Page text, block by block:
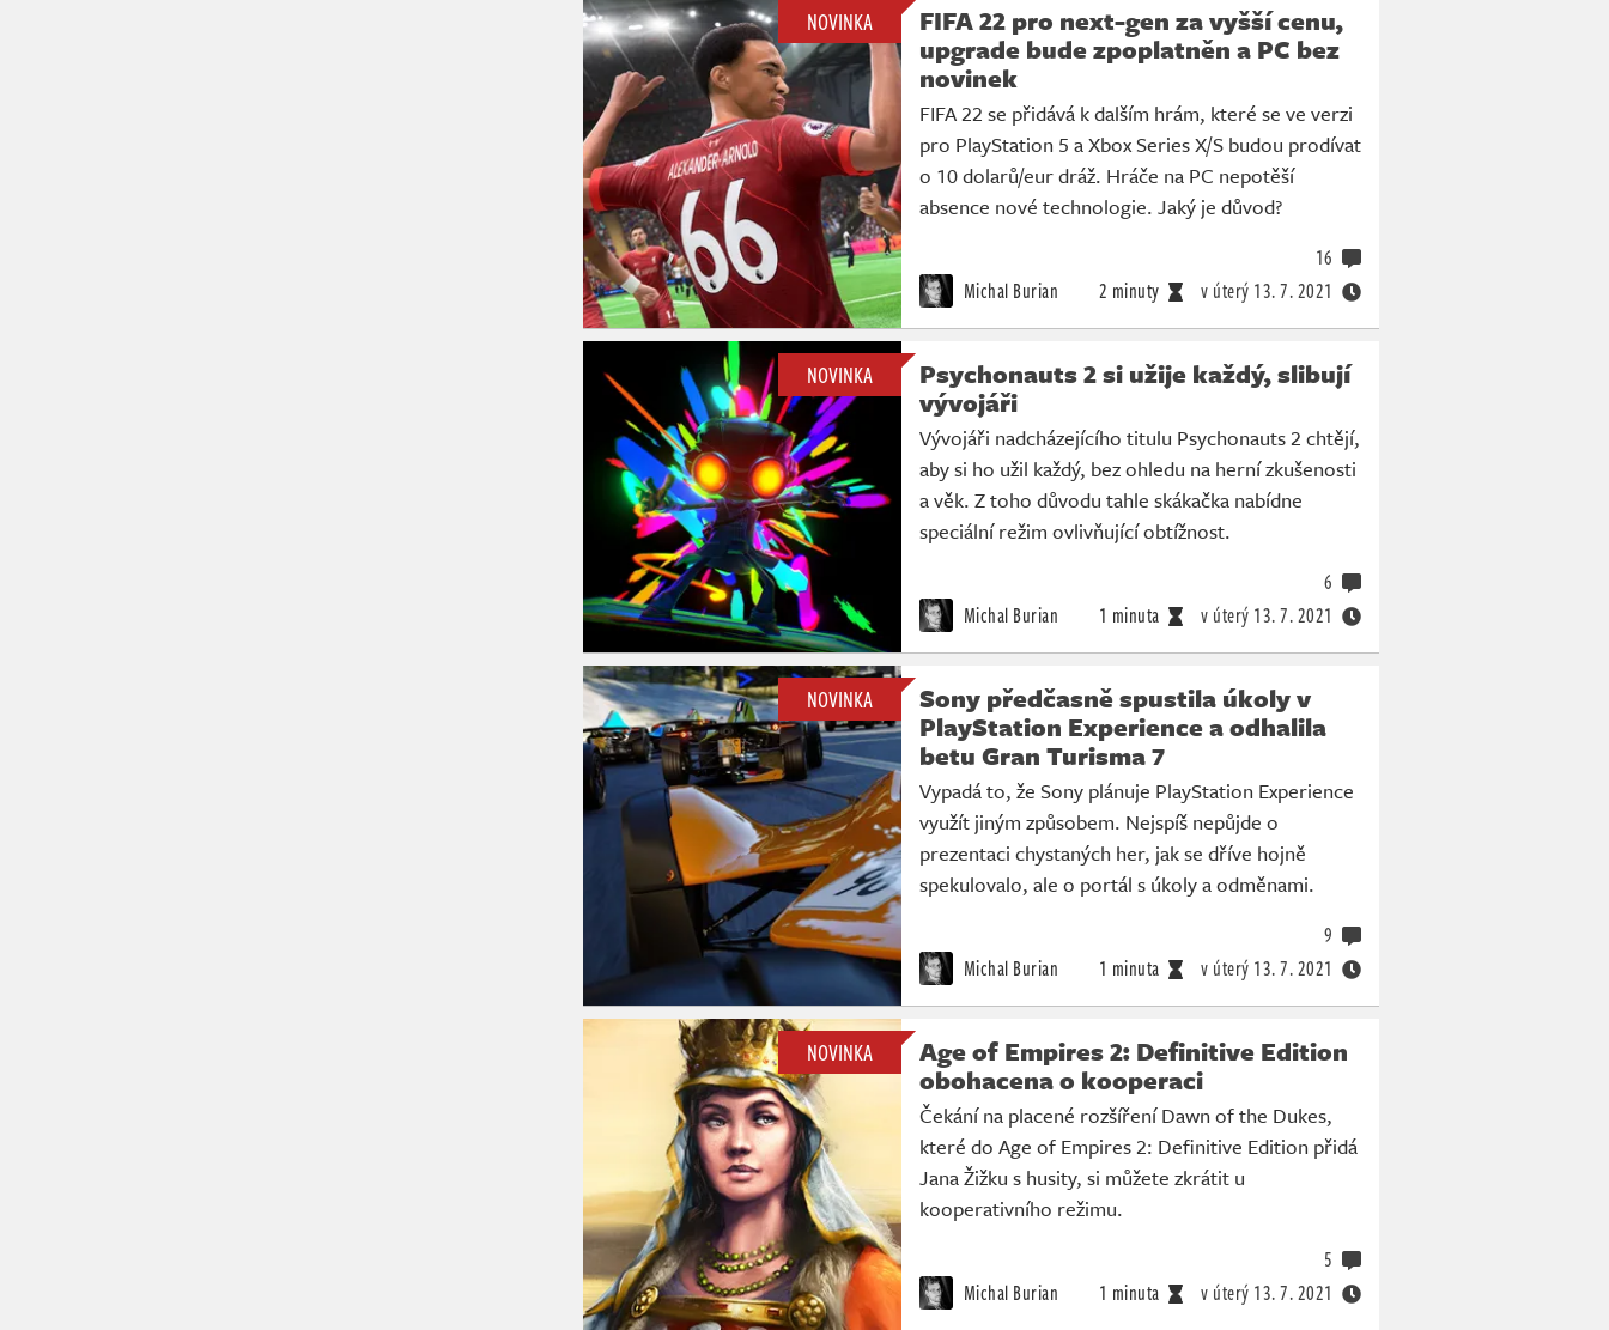
NOVINKA
FIFA 22 pro next-gen za vyšší cenu,
upgrade bude zpoplatněn a PC bez
novinek
FIFA 22 se přidává k dalším hrám, které se ve verzi
pro PlayStation 5 a Xbox Series X/S budou prodívat
o 10 dolarů/eur dráž. Hráče na PC nepotěší
absence nové technologie. Jaký je důvod?
Michal Burian 2 minuty v úterý 13. 7. 2021
16
NOVINKA
Psychonauts 2 si užije každý, slibují
vývojáři
Vývojáři nadcházejícího titulu Psychonauts 2 chtějí,
aby si ho užil každý, bez ohledu na herní zkušenosti
a věk. Z toho důvodu tahle skákačka nabídne
speciální režim ovlivňující obtížnost.
Michal Burian 1 minuta v úterý 13. 7. 2021
6
NOVINKA
Sony předčasně spustila úkoly v
PlayStation Experience a odhalila
betu Gran Turisma 7
Vypadá to, že Sony plánuje PlayStation Experience
využít jiným způsobem. Nejspíš nepůjde o
prezentaci chystaných her, jak se dříve hojně
spekulovalo, ale o portál s úkoly a odměnami.
Michal Burian 1 minuta v úterý 13. 7. 2021
9
NOVINKA
Age of Empires 2: Definitive Edition
obohacena o kooperaci
Čekání na placené rozšíření Dawn of the Dukes,
které do Age of Empires 2: Definitive Edition přidá
Jana Žižku s husity, si můžete zkrátit u
kooperativního režimu.
Michal Burian 1 minuta v úterý 13. 7. 2021
5